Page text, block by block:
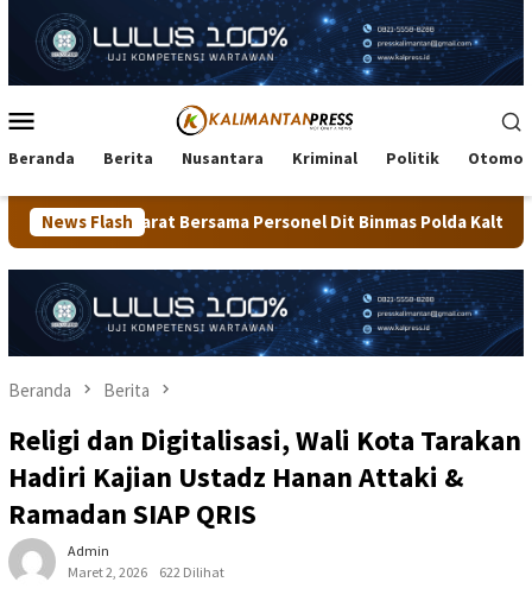
konten
Mobile
Beranda Berita Nusantara Kriminal Politik
News Flash
Bersama Personel Dit Binmas Polda Kaltara Salurkan Beras
Beranda Berita
Religi dan Digitalisasi, Wali Kota Tarakan
Hadiri Kajian Ustadz Hanan Attaki &
Ramadan SIAP QRIS
Admin
Maret 2, 2026
622 Dilihat